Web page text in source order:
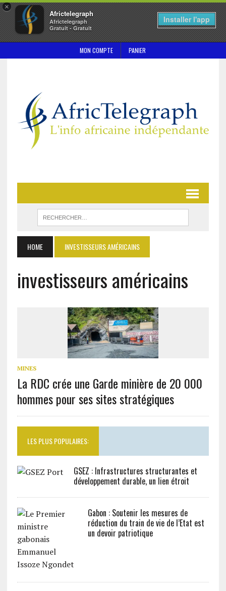
×
Africtelegraph
Africtelegraph
Gratuit - Gratuit
Installer l'app
MON COMPTE PANIER
HOME INVESTISSEURS AMÉRICAINS
investisseurs américains
MINES
La RDC crée une Garde minière de 20 000
hommes pour ses sites stratégiques
LES PLUS POPULAIRES:
GSEZ : Infrastructures structurantes et
développement durable, un lien étroit
Gabon : Soutenir les mesures de
réduction du train de vie de l’Etat est
un devoir patriotique